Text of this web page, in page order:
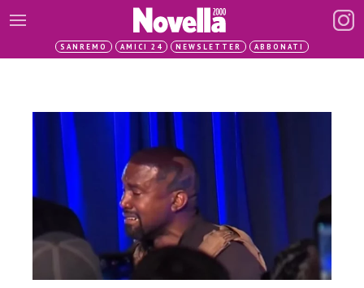
SANREMO AMICI 24 NEWSLETTER ABBONATI